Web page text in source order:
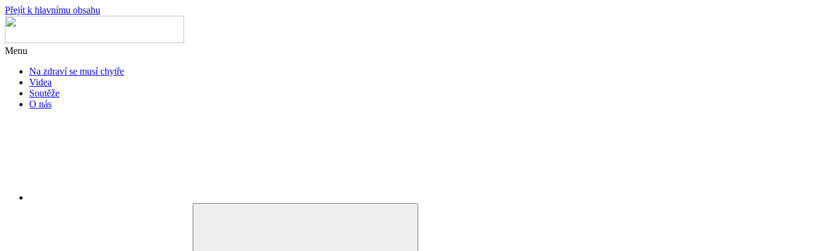
Přejít k hlavnímu obsahu
Menu
Na zdraví se musí chytře
Videa
Soutěže
O nás